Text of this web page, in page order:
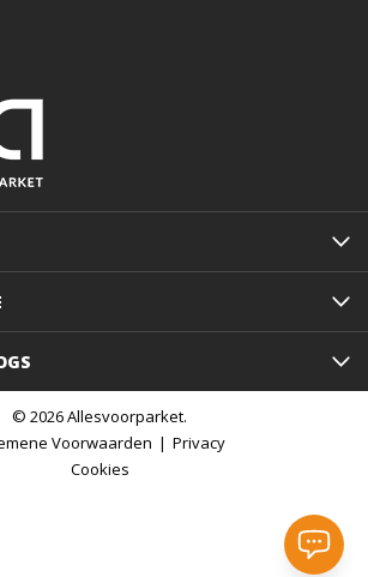
© 2026 Allesvoorparket.
Voorwaarden
Privacy
Cookies